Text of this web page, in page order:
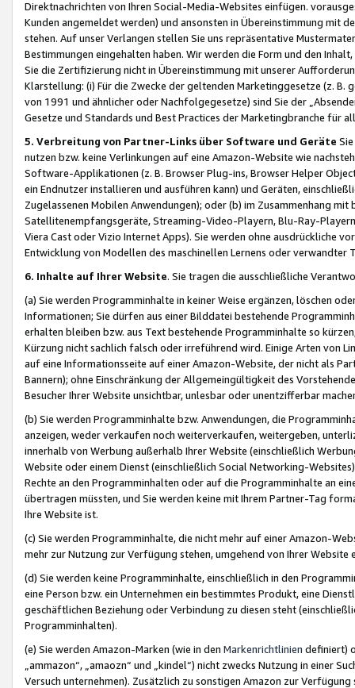
Direktnachrichten von Ihren Social-Media-Websites einfügen.
Kunden angemeldet werden) und ansonsten in Übereinstimmung mit
stehen. Auf unser Verlangen stellen Sie uns repräsentative
Bestimmungen eingehalten haben. Wir werden die Form und den
Sie die Zertifizierung nicht in Übereinstimmung mit unserer
Klarstellung: (i) Für die Zwecke der geltenden Marketinggesetze (z. B.
von 1991 und ähnlicher oder Nachfolgegesetze) sind Sie der
Gesetze und Standards und Best Practices der Marketingbranche für
5. Verbreitung von Partner-Links über Software und Geräte
nutzen bzw. keine Verlinkungen auf eine Amazon-Website wie
Software-Applikationen (z. B. Browser Plug-ins, Browser Helper
ein Endnutzer installieren und ausführen kann) und Geräten,
Zugelassenen Mobilen Anwendungen); oder (b) im Zusammenhang
Satellitenempfangsgeräte, Streaming-Video-Playern, Blu-Ray-
Viera Cast oder Vizio Internet Apps). Sie werden ohne ausdrückliche
Entwicklung von Modellen des maschinellen Lernens oder
6. Inhalte auf Ihrer Website. Sie tragen die ausschließliche
(a) Sie werden Programminhalte in keiner Weise ergänzen, löschen
Informationen; Sie dürfen aus einer Bilddatei bestehende
erhalten bleiben bzw. aus Text bestehende Programminhalte so
Kürzung nicht sachlich falsch oder irreführend wird. Einige Arten von
auf eine Informationsseite auf einer Amazon-Website, der nicht als
Bannern); ohne Einschränkung der Allgemeingültigkeit des
Besucher Ihrer Website unsichtbar, unlesbar oder unentzifferbar
(b) Sie werden Programminhalte bzw. Anwendungen, die
anzeigen, weder verkaufen noch weiterverkaufen, weitergeben,
innerhalb von Werbung außerhalb Ihrer Website (einschließlich
Website oder einem Dienst (einschließlich Social Networking-
Rechte an den Programminhalten oder auf die Programminhalte an
übertragen müssten, und Sie werden keine mit Ihrem Partner-Tag
Ihre Website ist.
(c) Sie werden Programminhalte, die nicht mehr auf einer Amazon-
mehr zur Nutzung zur Verfügung stehen, umgehend von Ihrer
(d) Sie werden keine Programminhalte, einschließlich in den
eine Person bzw. ein Unternehmen ein bestimmtes Produkt, eine
geschäftlichen Beziehung oder Verbindung zu diesen steht
Programminhalten).
(e) Sie werden Amazon-Marken (wie in den Markenrichtlinien definiert)
„ammazon“, „amaozn“ und „kindel“) nicht zwecks Nutzung in einer
Versuch unternehmen). Zusätzlich zu sonstigen Amazon zur